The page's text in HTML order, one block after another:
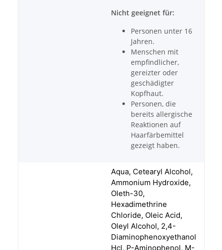
Nicht geeignet für:
Personen unter 16
Jahren.
Menschen mit
empfindlicher,
gereizter oder
geschädigter
Kopfhaut.
Personen, die
bereits allergische
Reaktionen auf
Haarfärbemittel
gezeigt haben.
Aqua, Cetearyl Alcohol,
Ammonium Hydroxide,
Oleth-30,
Hexadimethrine
Chloride, Oleic Acid,
Oleyl Alcohol, 2,4-
Diaminophenoxyethanol
Hcl, P-Aminophenol, M-